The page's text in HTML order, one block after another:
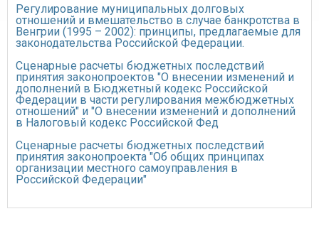
Регулирование муниципальных долговых
отношений и вмешательство в случае банкротства в
Венгрии (1995 – 2002): принципы, предлагаемые для
законодательства Российской Федерации.
Сценарные расчеты бюджетных последствий
принятия законопроектов "О внесении изменений и
дополнений в Бюджетный кодекс Российской
Федерации в части регулирования межбюджетных
отношений" и "О внесении изменений и дополнений
в Налоговый кодекс Российской Фед
Сценарные расчеты бюджетных последствий
принятия законопроекта "Об общих принципах
организации местного самоуправления в
Российской Федерации"